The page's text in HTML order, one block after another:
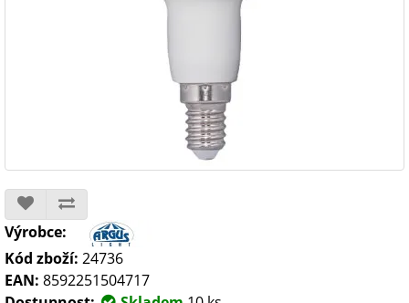
Výrobce:
Kód zboží: 24736
EAN: 8592251504717